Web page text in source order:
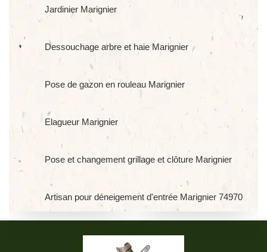
Jardinier Marignier
Dessouchage arbre et haie Marignier
Pose de gazon en rouleau Marignier
Elagueur Marignier
Pose et changement grillage et clôture Marignier
Artisan pour déneigement d'entrée Marignier 74970